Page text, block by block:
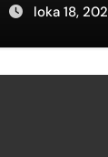
loka 18,